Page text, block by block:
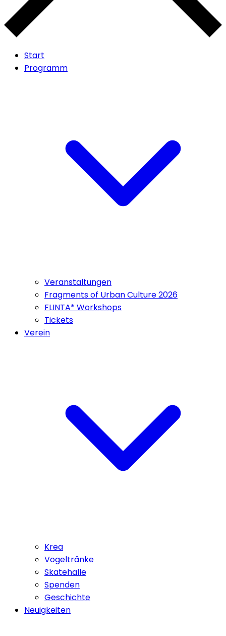
Start
Programm
Veranstaltungen
Fragments of Urban Culture 2026
FLINTA* Workshops
Tickets
Verein
Krea
Vogeltränke
Skatehalle
Spenden
Geschichte
Neuigkeiten